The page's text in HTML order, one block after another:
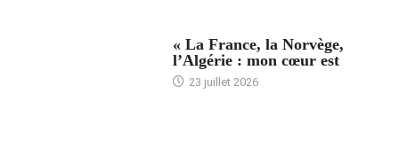
« La France, la Norvège,
l’Algérie : mon cœur est
23 juillet 2026